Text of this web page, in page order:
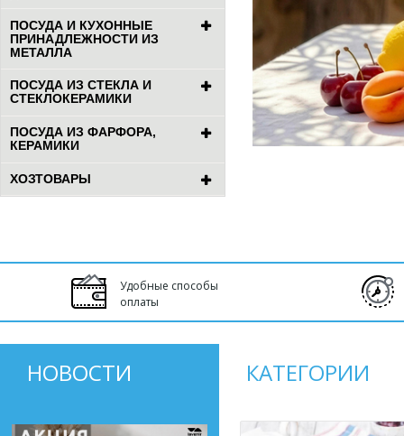
ПОСУДА И КУХОННЫЕ
ПРИНАДЛЕЖНОСТИ ИЗ
МЕТАЛЛА
ПОСУДА ИЗ СТЕКЛА И
СТЕКЛОКЕРАМИКИ
ПОСУДА ИЗ ФАРФОРА,
КЕРАМИКИ
ХОЗТОВАРЫ
Удобные способы
оплаты
НОВОСТИ КАТЕГОРИИ